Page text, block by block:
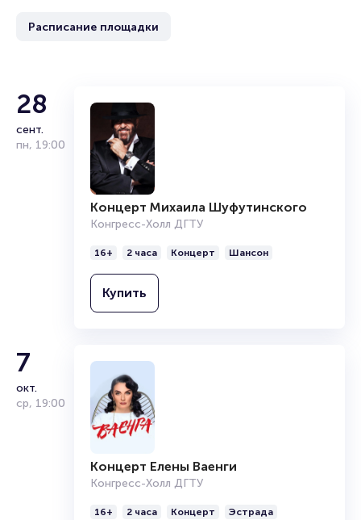
хитами, тексты которых известны даже тем, кто не
Предстоящий концерт – мероприятие, на которое стоит
сходить всем, кто неравнодушен к репертуару музыки
этого жанра.
Билеты на концерт Александра Марцинкевича и
группы «Кабриолет»
Portalbilet – удобный и надежный сервис для покупки и
Среднее время на покупку билета здесь начиная с выбора
ваше имя занимает не более двух минут. Билеты на
концерт Александра Марцинкевича и группы «Кабриолет»
пользуются большой популярностью у зрителей. Спешите
Полезные ссылки
Подробнее о том, как вернуть, сдать или продать билет
читайте в разделах:
Продать билет
Организаторам
Расписание площадки
28
сент.
пн, 19:00
Концерт Михаила Шуфутинского
Конгресс-Холл ДГТУ
16+ 2 часа Концерт Шансон
Купить
7
окт.
ср, 19:00
Концерт Елены Ваенги
Конгресс-Холл ДГТУ
16+ 2 часа Концерт Эстрада